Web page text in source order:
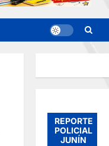
REPORTE
POLICIAL
JUNÍN